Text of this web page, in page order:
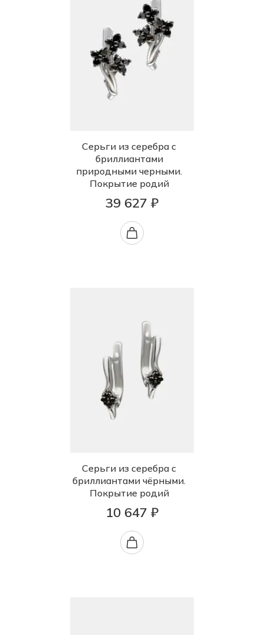
Серьги из серебра с
бриллиантами
природными черными.
Покрытие родий
39 627 ₽
Серьги из серебра с
бриллиантами чёрными.
Покрытие родий
10 647 ₽